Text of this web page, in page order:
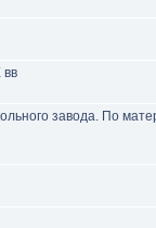
вв
завода. По